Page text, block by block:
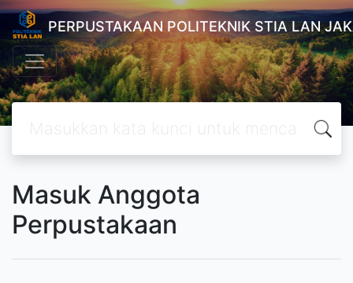
PERPUSTAKAAN POLITEKNIK STIA LAN
Masuk Anggota
Perpustakaan